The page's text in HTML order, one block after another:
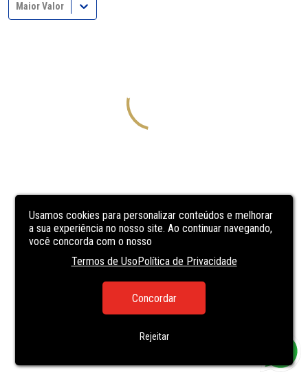
Usamos cookies para personalizar conteúdos e melhorar
a sua experiência no nosso site. Ao continuar navegando,
você concorda com o nosso
Termos de UsoPolítica de Privacidade
Concordar
Rejeitar
Maior Valor